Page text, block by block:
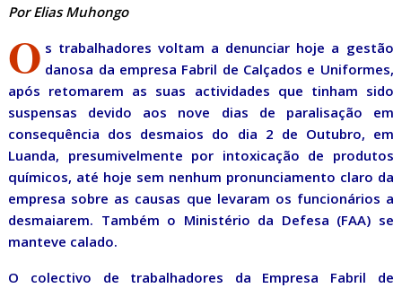
Por Elias Muhongo
O s trabalhadores voltam a denunciar hoje a gestão
danosa da empresa Fabril de Calçados e Uniformes,
após retomarem as suas actividades que tinham sido
suspensas devido aos nove dias de paralisação em
consequência dos desmaios do dia 2 de Outubro, em
Luanda, presumivelmente por intoxicação de produtos
químicos, até hoje sem nenhum pronunciamento claro da
empresa sobre as causas que levaram os funcionários a
desmaiarem. Também o Ministério da Defesa (FAA) se
manteve calado.
O colectivo de trabalhadores da Empresa Fabril de